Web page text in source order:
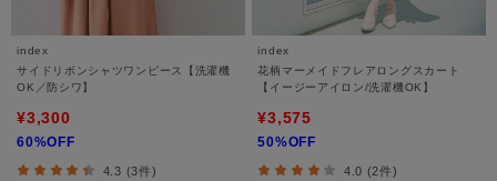
index
サイドリボンシャツワンピース【洗濯機
OK／防シワ】
¥3,300
60%OFF
4.3 (3件)
index
花柄マーメイドフレアロングスカート
【イージーアイロン/洗濯機OK】
¥3,575
50%OFF
4.0 (2件)